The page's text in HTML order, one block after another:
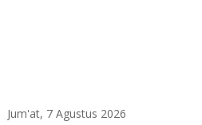
Jum'at, 7 Agustus 2026